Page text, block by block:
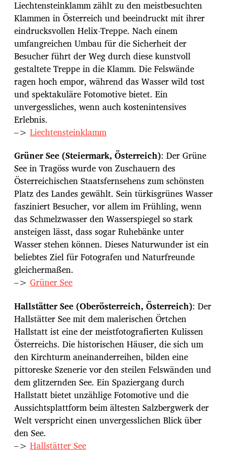
Liechtensteinklamm zählt zu den meistbesuchten
Klammen in Österreich und beeindruckt mit ihrer
eindrucksvollen Helix-Treppe. Nach einem
umfangreichen Umbau für die Sicherheit der
Besucher führt der Weg durch diese kunstvoll
gestaltete Treppe in die Klamm. Die Felswände
ragen hoch empor, während das Wasser wild tost
und spektakuläre Fotomotive bietet. Ein
unvergessliches, wenn auch kostenintensives
Erlebnis.
–> Liechtensteinklamm
Grüner See (Steiermark, Österreich): Der Grüne
See in Tragöss wurde von Zuschauern des
Österreichischen Staatsfernsehens zum schönsten
Platz des Landes gewählt. Sein türkisgrünes Wasser
fasziniert Besucher, vor allem im Frühling, wenn
das Schmelzwasser den Wasserspiegel so stark
ansteigen lässt, dass sogar Ruhebänke unter
Wasser stehen können. Dieses Naturwunder ist ein
beliebtes Ziel für Fotografen und Naturfreunde
gleichermaßen.
–> Grüner See
Hallstätter See (Oberösterreich, Österreich): Der
Hallstätter See mit dem malerischen Örtchen
Hallstatt ist eine der meistfotografierten Kulissen
Österreichs. Die historischen Häuser, die sich um
den Kirchturm aneinanderreihen, bilden eine
pittoreske Szenerie vor den steilen Felswänden und
dem glitzernden See. Ein Spaziergang durch
Hallstatt bietet unzählige Fotomotive und die
Aussichtsplattform beim ältesten Salzbergwerk der
Welt verspricht einen unvergesslichen Blick über
den See.
–> Hallstätter See